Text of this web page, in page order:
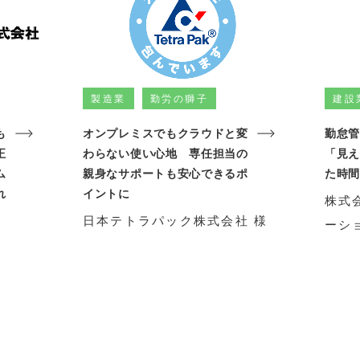
製造業 勤労の獅子
オンプレミスでもクラウドと変
わらない使い心地 専任担当の
親身なサポートも安心できるポ
イントに
日本テトラパック株式会社 様
建設
勤怠
「見
た時
株式
ーシ